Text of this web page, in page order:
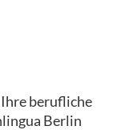
berufliche
Berlin